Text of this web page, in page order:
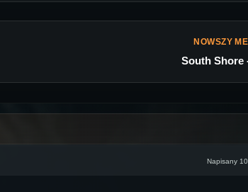
NOWSZY
South Shore
Napisany